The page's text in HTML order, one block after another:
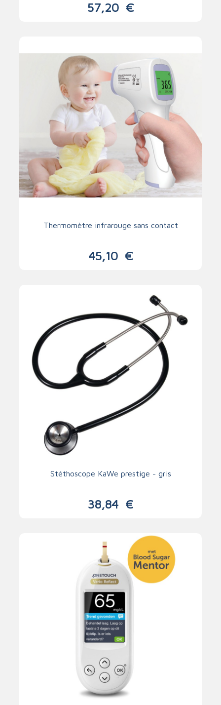
57,20 €
Thermomètre infrarouge sans contact
45,10 €
Stéthoscope KaWe prestige - gris
38,84 €